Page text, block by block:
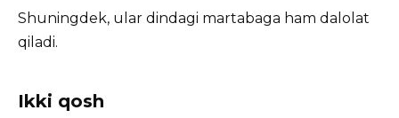
Shuningdek, ular dindagi martabaga ham dalolat
qiladi.
Ikki qosh